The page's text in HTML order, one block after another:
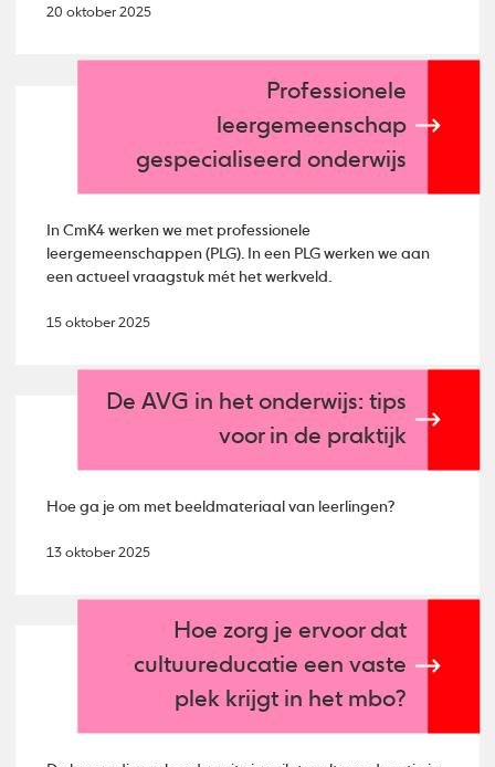
20 oktober 2025
Professionele
leergemeenschap
gespecialiseerd onderwijs
In CmK4 werken we met professionele
leergemeenschappen (PLG). In een PLG werken we aan
een actueel vraagstuk mét het werkveld.
15 oktober 2025
De AVG in het onderwijs: tips
voor in de praktijk
Hoe ga je om met beeldmateriaal van leerlingen?
13 oktober 2025
Hoe zorg je ervoor dat
cultuureducatie een vaste
plek krijgt in het mbo?